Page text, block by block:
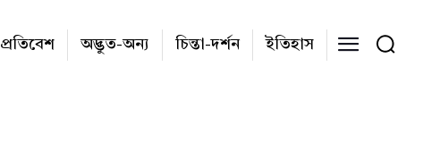
প্রতিবেশ অদ্ভুত-অন্য চিন্তা-দর্শন ইতিহাস